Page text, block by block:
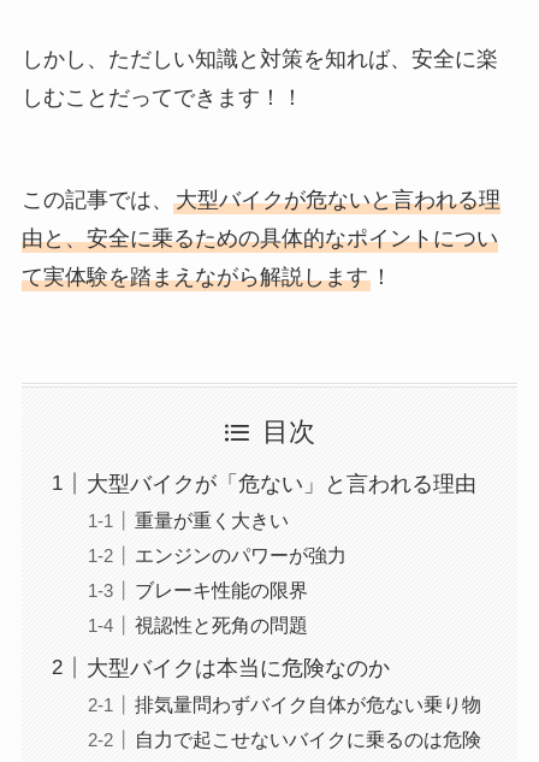
しかし、ただしい知識と対策を知れば、安全に楽
しむことだってできます！！
この記事では、 大型バイクが危ないと言われる理
由と、安全に乗るための具体的なポイントについ
て実体験を踏まえながら解説します！
目次
大型バイクが「危ない」と言われる理由
重量が重く大きい
エンジンのパワーが強力
ブレーキ性能の限界
視認性と死角の問題
大型バイクは本当に危険なのか
排気量問わずバイク自体が危ない乗り物
自力で起こせないバイクに乗るのは危険